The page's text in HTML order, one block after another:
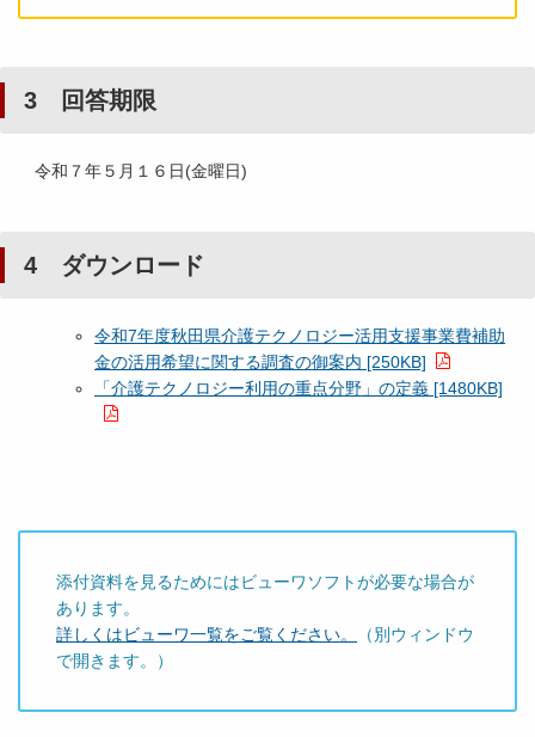
3 回答期限
令和７年５月１６日(金曜日)
4 ダウンロード
令和7年度秋田県介護テクノロジー活用支援事業費補助
金の活用希望に関する調査の御案内 [250KB]
「介護テクノロジー利用の重点分野」の定義 [1480KB]
添付資料を見るためにはビューワソフトが必要な場合が
あります。
詳しくはビューワ一覧をご覧ください。
（別ウィンドウ
で開きます。）